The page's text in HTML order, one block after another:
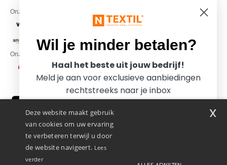
Onze financiële partners
Onze transporteurs
Deze website maakt gebruik
van cookies om uw ervaring
te verbeteren terwijl u door
de website navigeert. Lees
verder
x
Wil je minder betalen?
Haal het beste uit jouw bedrijf!
Meld je aan voor exclusieve aanbiedingen
rechtstreeks naar je inbox